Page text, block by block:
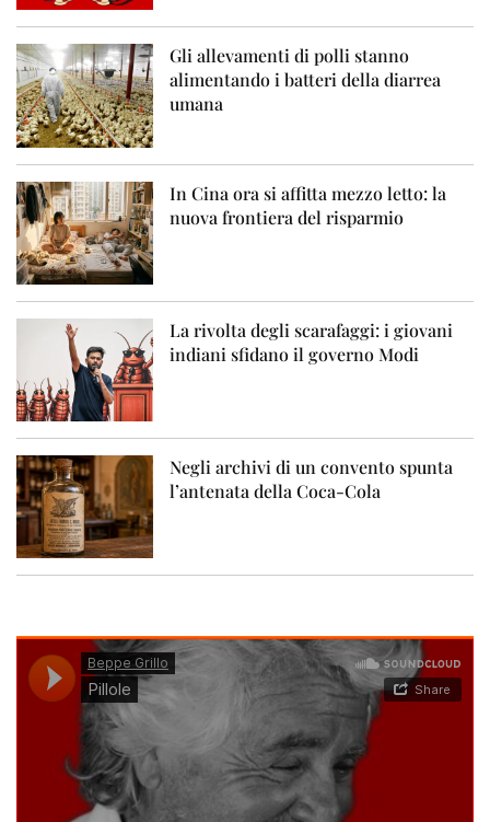
Gli allevamenti di polli stanno
alimentando i batteri della diarrea
umana
In Cina ora si affitta mezzo letto: la
nuova frontiera del risparmio
La rivolta degli scarafaggi: i giovani
indiani sfidano il governo Modi
Negli archivi di un convento spunta
l’antenata della Coca-Cola